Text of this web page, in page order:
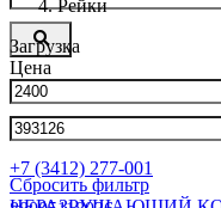
Написать в Телеграм
info@nkpribor.ru
+7 (3412) 277-001
Рейки
Загрузка
Цена
Сбросить фильтр